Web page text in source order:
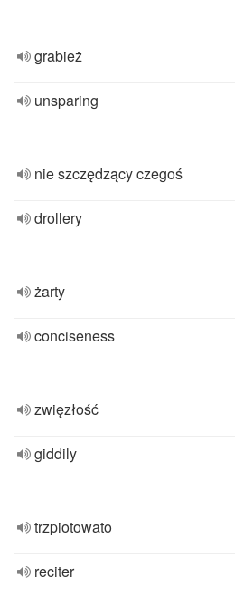
grabież
unsparing
nie szczędzący czegoś
drollery
żarty
conciseness
zwięzłość
giddily
trzpiotowato
reciter